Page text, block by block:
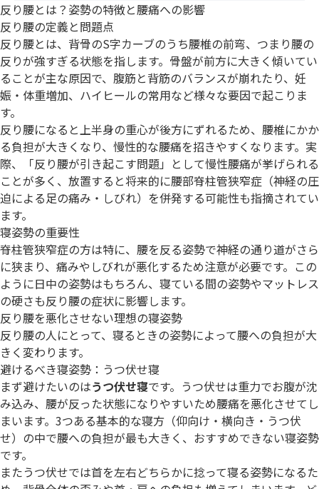
反り腰とは？姿勢の特徴と腰痛への影響
反り腰の定義と問題点
反り腰とは、背骨のS字カーブのうち腰椎の前弯、つまり腰の
反りが強すぎる状態を指します。骨盤が前方に大きく傾いてい
ることが主な原因で、腹筋と背筋のバランスが崩れたり、妊
娠・体重増加、ハイヒールの常用など様々な要因で起こりま
す。
反り腰になると上半身の重心が後方にずれるため、腰椎にかか
る負担が大きくなり、慢性的な腰痛を招きやすくなります。実
際、「反り腰が引き起こす問題」として慢性腰痛が挙げられる
ことが多く、放置すると将来的に腰部脊柱管狭窄症（神経の圧
迫による足の痛み・しびれ）を併発する可能性も指摘されてい
ます。
寝姿勢の重要性
脊柱管狭窄症の方は特に、腰を反る姿勢で神経の通り道がさら
に狭まり、痛みやしびれが悪化するため注意が必要です。この
ように日中の姿勢はもちろん、寝ている間の姿勢やマットレス
の硬さも反り腰の症状に影響します。
反り腰を悪化させない理想の寝姿勢
反り腰の人にとって、寝るときの姿勢によって腰への負担が大
きく変わります。
避けるべき寝姿勢：うつ伏せ寝
まず避けたいのはうつ伏せ寝です。うつ伏せは重力でお腹が沈
み込み、腰が反った状態になりやすいため腰痛を悪化させてし
まいます。3つある基本的な寝方（仰向け・横向き・うつ伏
せ）の中で腰への負担が最も大きく、おすすめできない寝姿勢
です。
またうつ伏せでは首を左右どちらかに捻って寝る姿勢になるた